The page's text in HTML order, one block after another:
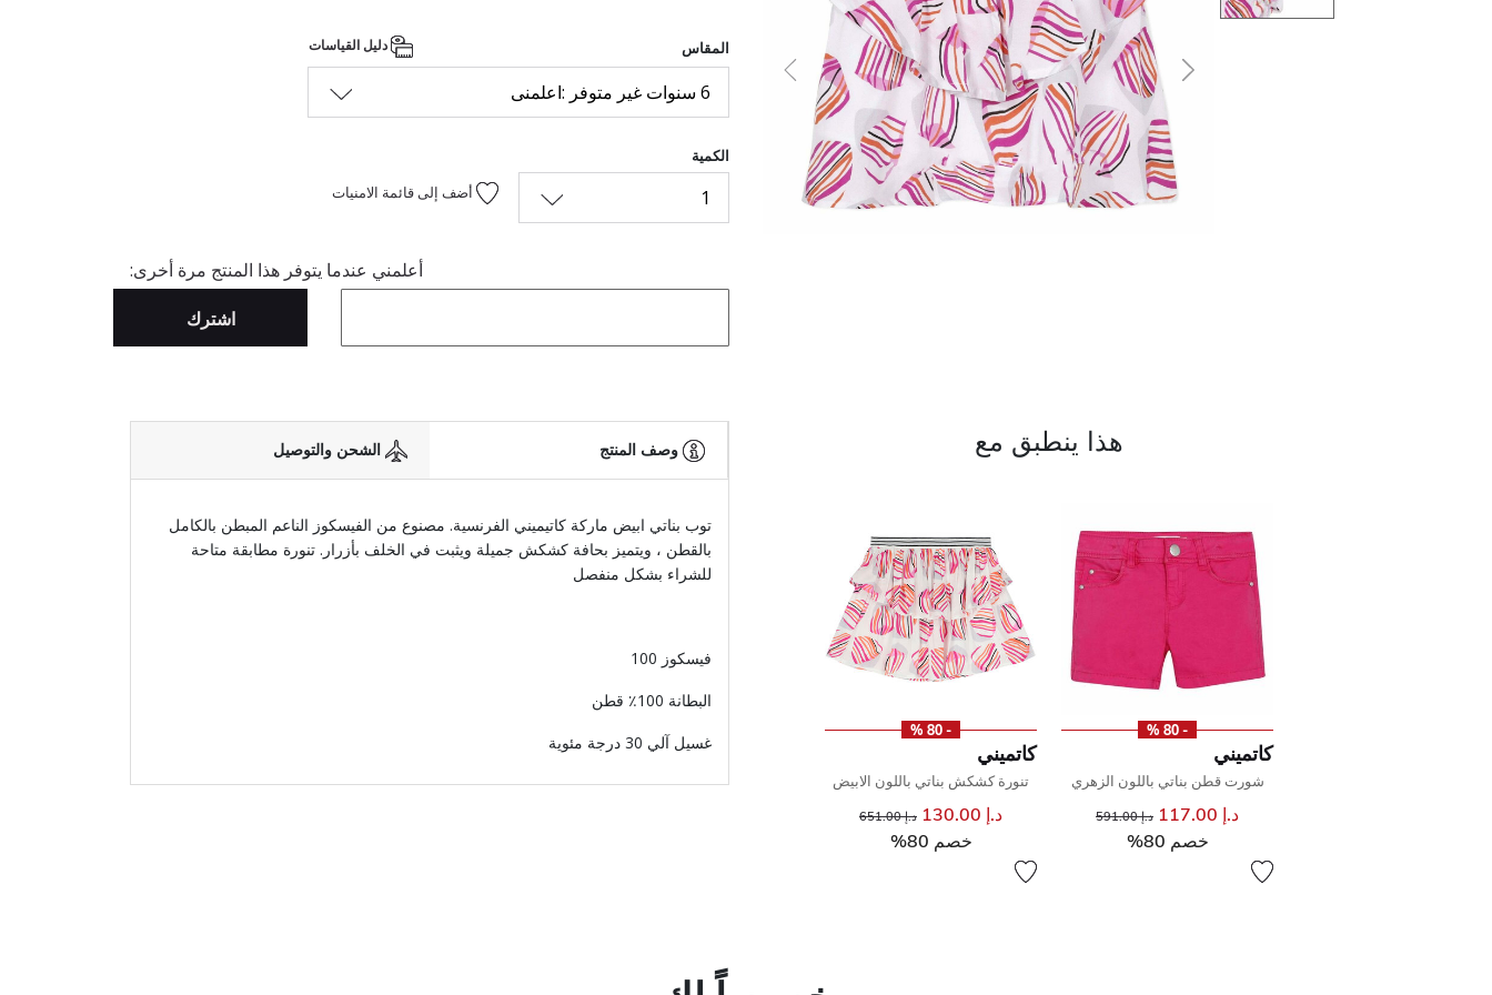
السابق التالى
هذا ينطبق مع
- 80 %
كاتميني
شورت قطن بناتي باللون الزهري
د.إ 117.00 سعر مخفض مند.إ 591.00
خصم 80%
- 80 %
كاتميني
تنورة كشكش بناتي باللون الابيض
د.إ 130.00 سعر مخفض مند.إ 651.00
خصم 80%
المقاس
6 سنوات غير متوفر :اعلمنى
الكمية
1 أضف إلى قائمة الامنيات
أعلمني عندما يتوفر هذا المنتج مرة أخرى:
اشترك
وصف المنتج الشحن والتوصيل
توب بناتي ابيض ماركة كاتيميني الفرنسية. مصنوع من الفيسكوز الناعم المبطن بالكامل
بالقطن ، ويتميز بحافة كشكش جميلة ويثبت في الخلف بأزرار. تنورة مطابقة متاحة
للشراء بشكل منفصل
فيسكوز 100
البطانة 100٪ قطن
غسيل آلي 30 درجة مئوية